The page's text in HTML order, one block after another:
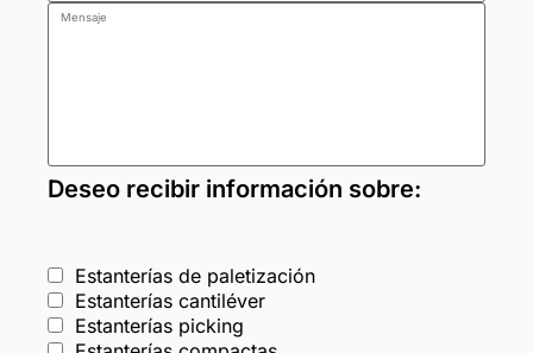
Deseo recibir información sobre:
Estanterías de paletización
Estanterías cantiléver
Estanterías picking